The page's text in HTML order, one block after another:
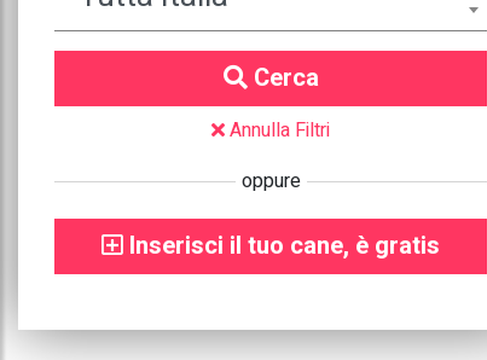
Cerca
Annulla Filtri
oppure
Inserisci il tuo cane, è gratis